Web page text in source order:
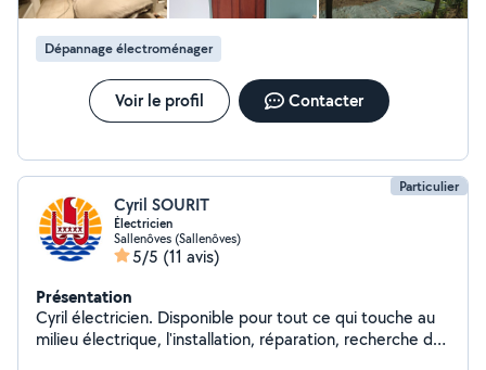
Dépannage électroménager
Voir le profil Contacter
Particulier
Cyril SOURIT
Électricien
Sallenôves (Sallenôves)
5/5 (11 avis)
Présentation
Cyril électricien. Disponible pour tout ce qui touche au
milieu électrique, l'installation, réparation, recherche de